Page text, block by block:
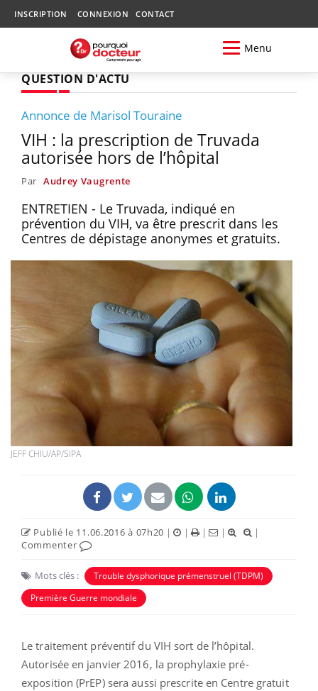
INSCRIPTION CONNEXION CONTACT
Menu
QUESTION D'ACTU
Annonce de Marisol Touraine
VIH : la prescription de Truvada
autorisée hors de l’hôpital
Par Audrey Vaugrente
ENTRETIEN - Le Truvada, indiqué en
prévention du VIH, va être prescrit dans les
Centres de dépistage anonymes et gratuits.
JEFF CHIU/AP/SIPA
Publié le 11.06.2016 à 07h20 | | | |
|
Commenter
Mots clés :
Trouble dysphorique prémenstruel (TDPM)
Première Guerre mondiale
Le traitement préventif du VIH sort de l’hôpital.
Autorisée en janvier 2016, la prophylaxie pré-
exposition (PrEP) sera aussi prescrite en Centre gratuit